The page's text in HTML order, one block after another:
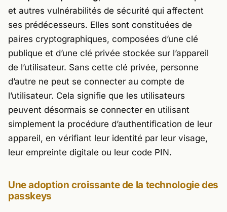
et autres vulnérabilités de sécurité qui affectent
ses prédécesseurs. Elles sont constituées de
paires cryptographiques, composées d’une clé
publique et d’une clé privée stockée sur l’appareil
de l’utilisateur. Sans cette clé privée, personne
d’autre ne peut se connecter au compte de
l’utilisateur. Cela signifie que les utilisateurs
peuvent désormais se connecter en utilisant
simplement la procédure d’authentification de leur
appareil, en vérifiant leur identité par leur visage,
leur empreinte digitale ou leur code PIN.
Une adoption croissante de la technologie des
passkeys